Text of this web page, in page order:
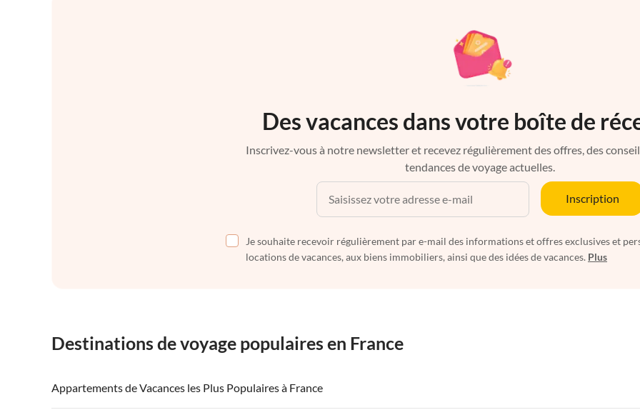
Des vacances dans votre boîte de
Inscrivez-vous à notre newsletter et recevez régulièrement des offres, des
tendances de voyage actuelles.
Inscription
Je souhaite recevoir régulièrement par e-mail des informations et offres exclusives et
locations de vacances, aux biens immobiliers, ainsi que des idées de vacances. Plus
Destinations de voyage populaires en France
Appartements de Vacances les Plus Populaires à France